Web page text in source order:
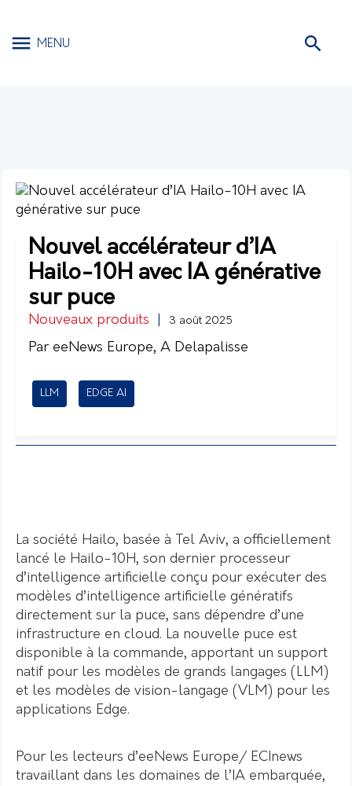
MENU
Nouvel accélérateur d’IA
Hailo-10H avec IA générative
sur puce
Nouveaux produits 3 août 2025
Par eeNews Europe, A Delapalisse
LLM EDGE AI
La société Hailo, basée à Tel Aviv, a officiellement
lancé le Hailo-10H, son dernier processeur
d’intelligence artificielle conçu pour exécuter des
modèles d’intelligence artificielle génératifs
directement sur la puce, sans dépendre d’une
infrastructure en cloud. La nouvelle puce est
disponible à la commande, apportant un support
natif pour les modèles de grands langages (LLM)
et les modèles de vision-langage (VLM) pour les
applications Edge.
Pour les lecteurs d’eeNews Europe/ ECInews
travaillant dans les domaines de l’IA embarquée,